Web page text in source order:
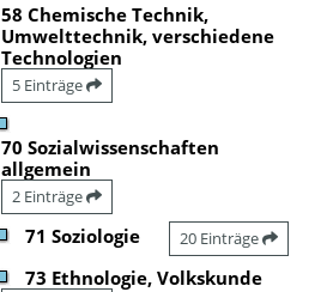
58 Chemische Technik,
Umwelttechnik, verschiedene
Technologien
5 Einträge
70 Sozialwissenschaften
allgemein
2 Einträge
71 Soziologie 20 Einträge
73 Ethnologie, Volkskunde